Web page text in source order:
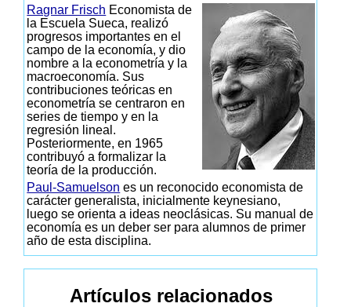
Ragnar Frisch Economista de
la Escuela Sueca, realizó
progresos importantes en el
campo de la economía, y dio
nombre a la econometría y la
macroeconomía. Sus
contribuciones teóricas en
econometría se centraron en
series de tiempo y en la
regresión lineal.
Posteriormente, en 1965
contribuyó a formalizar la
teoría de la producción.
Paul-Samuelson es un reconocido economista de
carácter generalista, inicialmente keynesiano,
luego se orienta a ideas neoclásicas. Su manual de
economía es un deber ser para alumnos de primer
año de esta disciplina.
Artículos relacionados